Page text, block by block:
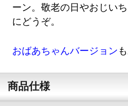
ーン。敬老の日やおじい
にどうぞ。
おばあちゃんバージョン
商品仕様